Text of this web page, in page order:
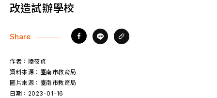
改造試辦學校
Share
作者： 陸筱貞
資料來源： 臺南市教育局
圖片來源： 臺南市教育局
日期： 2023-01-16